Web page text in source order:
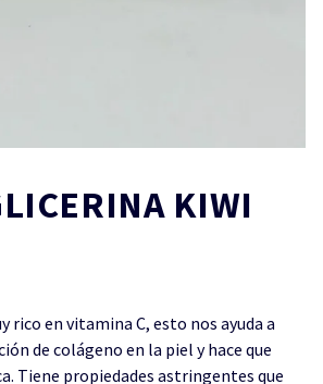
KIWI
rico en vitamina C, esto nos ayuda a
de colágeno en la piel y hace que
Tiene propiedades astringentes que